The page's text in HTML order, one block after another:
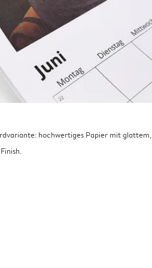
hochwertiges Papier mit glattem,